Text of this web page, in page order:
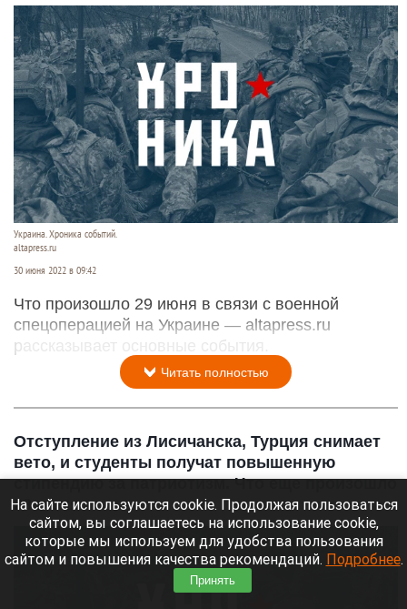
Украина. Хроника событий.
altapress.ru
30 июня 2022 в 09:42
Что произошло 29 июня в связи с военной
спецоперацией на Украине — altapress.ru
рассказывает основные события.
Читать полностью
Отступление из Лисичанска, Турция снимает
вето, и студенты получат повышенную
стипендию за патриотизм. Что еще произошло
28 июня
На сайте используются cookie. Продолжая пользоваться
сайтом, вы соглашаетесь на использование cookie,
которые мы используем для удобства пользования
сайтом и повышения качества рекомендаций. Подробнее.
Принять